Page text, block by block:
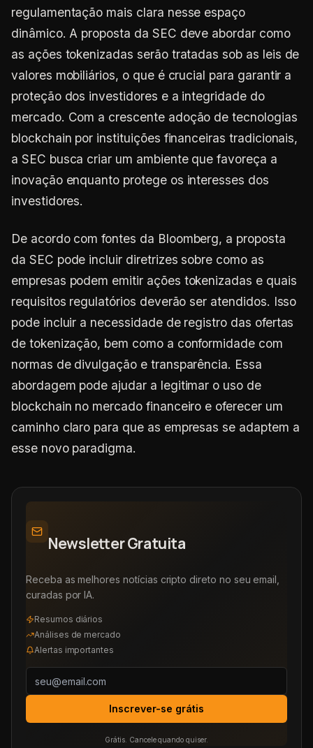
regulamentação mais clara nesse espaço
dinâmico. A proposta da SEC deve abordar como
as ações tokenizadas serão tratadas sob as leis de
valores mobiliários, o que é crucial para garantir a
proteção dos investidores e a integridade do
mercado. Com a crescente adoção de tecnologias
blockchain por instituições financeiras tradicionais,
a SEC busca criar um ambiente que favoreça a
inovação enquanto protege os interesses dos
investidores.
De acordo com fontes da Bloomberg, a proposta
da SEC pode incluir diretrizes sobre como as
empresas podem emitir ações tokenizadas e quais
requisitos regulatórios deverão ser atendidos. Isso
pode incluir a necessidade de registro das ofertas
de tokenização, bem como a conformidade com
normas de divulgação e transparência. Essa
abordagem pode ajudar a legitimar o uso de
blockchain no mercado financeiro e oferecer um
caminho claro para que as empresas se adaptem a
esse novo paradigma.
Newsletter Gratuita
Receba as melhores notícias cripto direto no seu email,
curadas por IA.
Resumos diários
Análises de mercado
Alertas importantes
Inscrever-se grátis
Grátis. Cancele quando quiser.